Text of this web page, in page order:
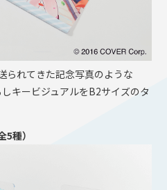
られてきた記念写真のような
キービジュアルをB2サイズのタ
種）